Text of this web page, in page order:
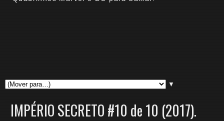
▼
IMPÉRIO SECRETO #10 de 10 (2017).